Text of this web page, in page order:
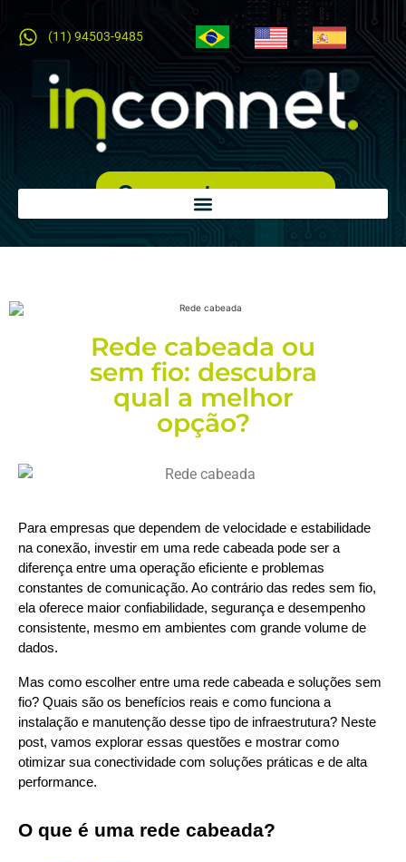
(11) 94503-9485
Orçamento expresso
Rede cabeada ou
sem fio: descubra
qual a melhor
opção?
Para empresas que dependem de velocidade e estabilidade
na conexão, investir em uma rede cabeada pode ser a
diferença entre uma operação eficiente e problemas
constantes de comunicação. Ao contrário das redes sem fio,
ela oferece maior confiabilidade, segurança e desempenho
consistente, mesmo em ambientes com grande volume de
dados.
Mas como escolher entre uma rede cabeada e soluções sem
fio? Quais são os benefícios reais e como funciona a
instalação e manutenção desse tipo de infraestrutura? Neste
post, vamos explorar essas questões e mostrar como
otimizar sua conectividade com soluções práticas e de alta
performance.
O que é uma rede cabeada?